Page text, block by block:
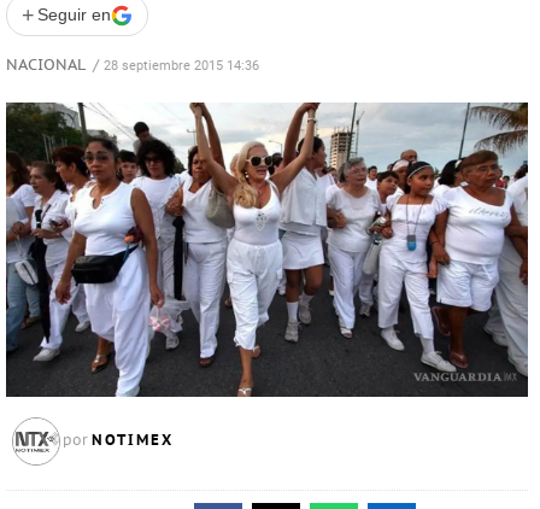
+ Seguir en
NACIONAL / 28 septiembre 2015 14:36
por NOTIMEX